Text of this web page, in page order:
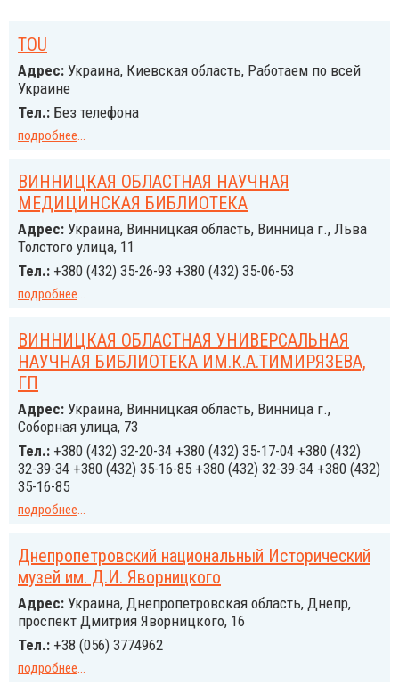
TOU
Адрес: Украина, Киевская область, Работаем по всей
Украине
Тел.: Без телефона
подробнее...
ВИННИЦКАЯ ОБЛАСТНАЯ НАУЧНАЯ
МЕДИЦИНСКАЯ БИБЛИОТЕКА
Адрес: Украина, Винницкая область, Винница г., Льва
Толстого улица, 11
Тел.: +380 (432) 35-26-93 +380 (432) 35-06-53
подробнее...
ВИННИЦКАЯ ОБЛАСТНАЯ УНИВЕРСАЛЬНАЯ
НАУЧНАЯ БИБЛИОТЕКА ИМ.К.А.ТИМИРЯЗЕВА,
ГП
Адрес: Украина, Винницкая область, Винница г.,
Соборная улица, 73
Тел.: +380 (432) 32-20-34 +380 (432) 35-17-04 +380 (432)
32-39-34 +380 (432) 35-16-85 +380 (432) 32-39-34 +380 (432)
35-16-85
подробнее...
Днепропетровский национальный Исторический
музей им. Д.И. Яворницкого
Адрес: Украина, Днепропетровская область, Днепр,
проспект Дмитрия Яворницкого, 16
Тел.: +38 (056) 3774962
подробнее...